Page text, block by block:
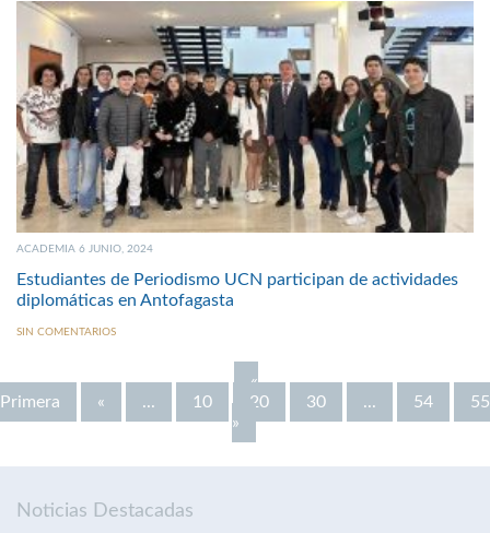
ACADEMIA 6 JUNIO, 2024
Estudiantes de Periodismo UCN participan de actividades
diplomáticas en Antofagasta
SIN COMENTARIOS
«
Primera
« ... 10 20 30 ... 54
55
»
Noticias Destacadas